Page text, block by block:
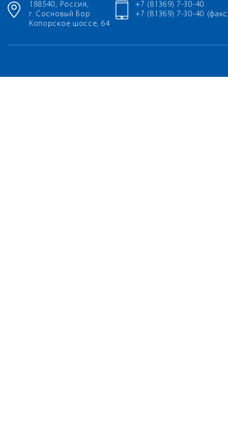
188540, Россия,
г. Сосновый Бор
Копорское шоссе, 64
+7 (81369) 7-30-40
+7 (81369) 7-30-40